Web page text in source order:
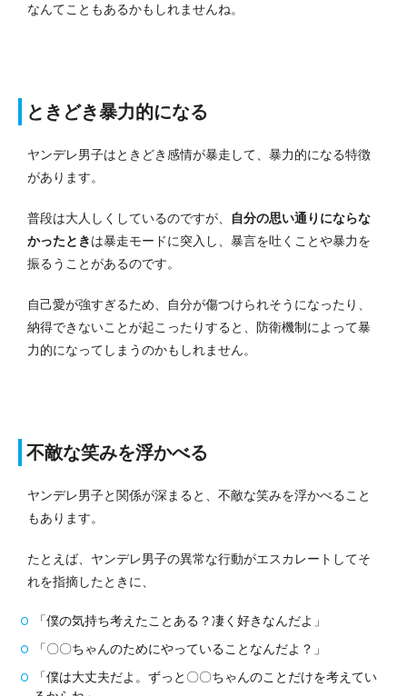
なんてこともあるかもしれませんね。
ときどき暴力的になる
ヤンデレ男子はときどき感情が暴走して、暴力的になる特徴
があります。
普段は大人しくしているのですが、
自分の思い通りにならな
かったときは暴走モードに突入し、暴言を吐くことや暴力を
振るうことがあるのです。
自己愛が強すぎるため、自分が傷つけられそうになったり、
納得できないことが起こったりすると、防衛機制によって暴
力的になってしまうのかもしれません。
不敵な笑みを浮かべる
ヤンデレ男子と関係が深まると、不敵な笑みを浮かべること
もあります。
たとえば、ヤンデレ男子の異常な行動がエスカレートしてそ
れを指摘したときに、
「僕の気持ち考えたことある？凄く好きなんだよ」
「〇〇ちゃんのためにやっていることなんだよ？」
「僕は大丈夫だよ。ずっと〇〇ちゃんのことだけを考えてい